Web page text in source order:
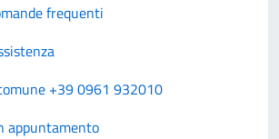
frequenti
+39 0961 932010
appuntamento